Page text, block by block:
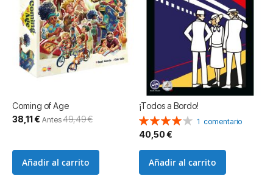
Coming of Age
Precio
especial
38,11 € Antes49,49 €
Añadir al carrito
¡Todos a Bordo!
Valoración:
80%
1 comentario
40,50 €
Añadir al carrito